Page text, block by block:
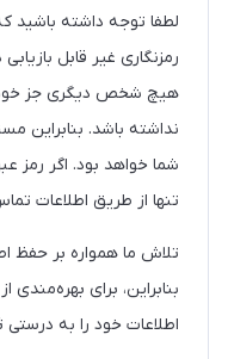
لطفا توجه داشته باشید
رمزنگاری غیر قابل
هیچ شخص دیگری جز
نداشته باشد. بنابراین
شما خواهد بود. اگر رمز
تنها از طریق اطلاعات
تلاش ما همواره بر حفظ
بنابراین، برای
اطلاعات خود را به